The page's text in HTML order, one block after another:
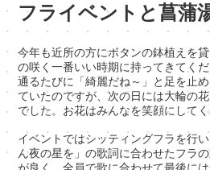
フライベントと菖
今年も近所の方にボタンの鉢植えを
の咲く一番いい時期に持ってきてく
通るたびに「綺麗だね～」と足を止
ていたのですが、次の日には大輪の
でした。お花はみんなを笑顔にして
イベントではシッティングフラを行
ん夜の星を」の歌詞に合わせたフラ
が良く、全員で歌に合わせて最後に